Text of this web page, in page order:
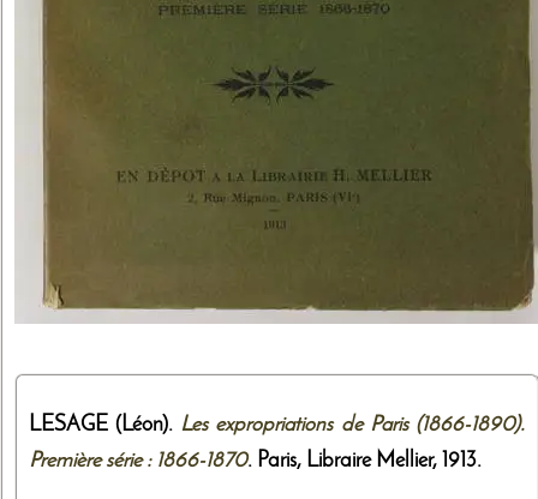
LESAGE (Léon). Les expropriations de Paris (1866-1890).
Première série : 1866-1870. Paris, Libraire Mellier, 1913.